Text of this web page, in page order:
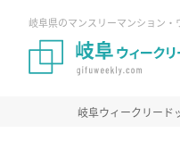
岐阜県のマンスリーマンション
岐阜ウィークリード